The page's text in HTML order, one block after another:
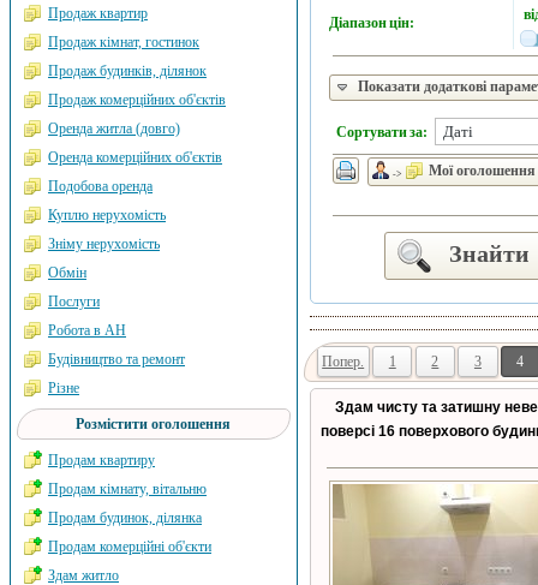
Діапазон цін:
Показати додаткові
Сортувати за:
-> Мої оголошення
Знайти
Попер. 1 2 3 4
Здам чисту та затишну
поверсі 16 поверхового
Продаж квартир
Продаж кімнат, гостинок
Продаж будинків, ділянок
Продаж комерційних об'єктів
Оренда житла (довго)
Оренда комерційних об'єктів
Подобова оренда
Куплю нерухомість
Зніму нерухомість
Обмін
Послуги
Робота в АН
Будівництво та ремонт
Різне
Розмістити оголошення
Продам квартиру
Продам кімнату, вітальню
Продам будинок, ділянка
Продам комерційні об'єкти
Здам житло